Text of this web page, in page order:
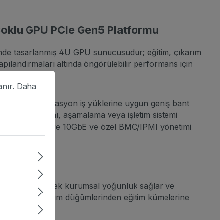
GPU PCIe Gen5 Platformu
tasarlanmış 4U GPU sunucusudur; eğitim, çıkarım
altında öngörülebilir performans için
ve simülasyon iş yüklerine uygun geniş bant
yuvasını, aşamalama veya işletim sistemi
Entegre 10GbE ve özel BMC/IPMI yönetimi,
ederek kurumsal yoğunluk sağlar ve
ve çıkarım düğümlerinden eğitim kümelerine
Daha fazla bilgi...
Daha